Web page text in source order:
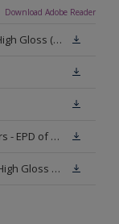
Download Adobe Reader
Technisch Informatieblad Rubbol XD High Gloss (PDF)
Sikkens Exterior Solventbased Laquers - EPD of Milieuproductverklaring
Veiligheidsinformatieblad Rubbol XD High Gloss White W05 (MSDS)